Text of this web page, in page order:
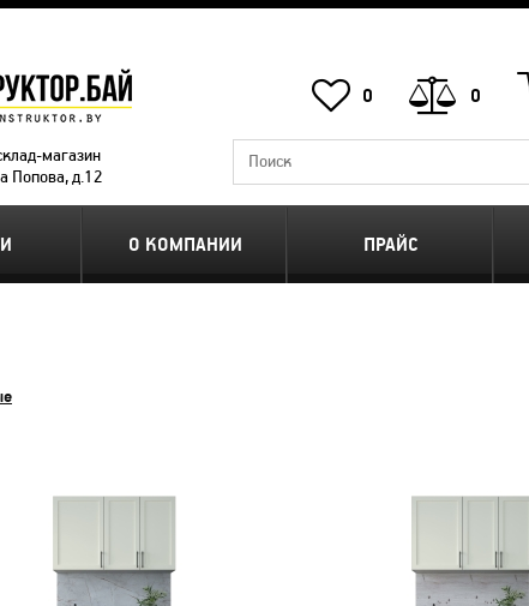
магазин
Попова, д.12
0 0
О КОМПАНИИ ПРАЙС